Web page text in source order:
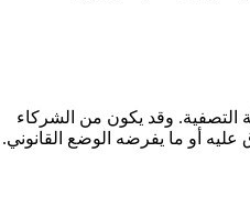
التصفية. وقد يكون من الشركاء
أو ما يفرضه الوضع القانوني.